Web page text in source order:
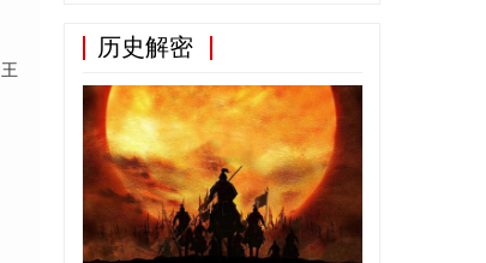
历史解密